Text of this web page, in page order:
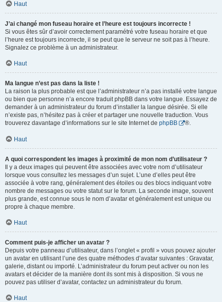
Haut
J’ai changé mon fuseau horaire et l’heure est toujours incorrecte !
Si vous êtes sûr d’avoir correctement paramétré votre fuseau horaire et que
l’heure est toujours incorrecte, il se peut que le serveur ne soit pas à l’heure.
Signalez ce problème à un administrateur.
Haut
Ma langue n’est pas dans la liste !
La raison la plus probable est que l’administrateur n’a pas installé votre langue
ou bien que personne n’a encore traduit phpBB dans votre langue. Essayez de
demander à un administrateur du forum d’installer la langue désirée. Si elle
n’existe pas, n’hésitez pas à créer et partager une nouvelle traduction. Vous
trouverez davantage d’informations sur le site Internet de phpBB ®.
Haut
A quoi correspondent les images à proximité de mon nom d’utilisateur ?
Il y a deux images qui peuvent être associées avec votre nom d’utilisateur
lorsque vous consultez les messages d’un sujet. L’une d’elles peut être
associée à votre rang, généralement des étoiles ou des blocs indiquant votre
nombre de messages ou votre statut sur le forum. La seconde image, souvent
plus grande, est connue sous le nom d’avatar et généralement est unique ou
propre à chaque membre.
Haut
Comment puis-je afficher un avatar ?
Depuis votre panneau d’utilisateur, dans l’onglet « profil » vous pouvez ajouter
un avatar en utilisant l’une des quatre méthodes d’avatar suivantes : Gravatar,
galerie, distant ou importé. L’administrateur du forum peut activer ou non les
avatars et décider de la manière dont ils sont mis à disposition. Si vous ne
pouvez pas utiliser d’avatar, contactez un administrateur du forum.
Haut